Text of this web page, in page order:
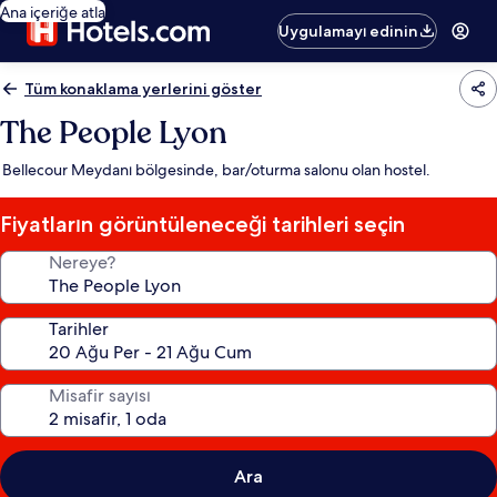
Ana içeriğe atla
Uygulamayı edinin
Tüm konaklama yerlerini göster
The People Lyon
Bellecour Meydanı bölgesinde, bar/oturma salonu olan hostel.
Fiyatların görüntüleneceği tarihleri seçin
Nereye?
Tarihler
Misafir sayısı
Ara